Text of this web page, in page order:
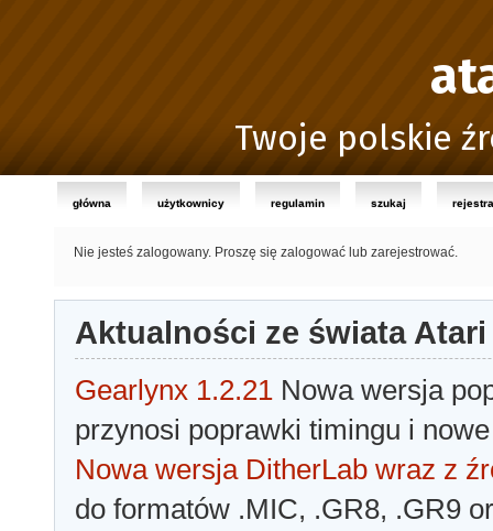
Twoje polskie
główna użytkownicy regulamin szukaj
Nie jesteś zalogowany. Proszę się zalogować lub zarejestrować.
Aktualności ze świata Atari
Gearlynx 1.2.21 Nowa wersja
przynosi poprawki timingu i
Nowa wersja DitherLab wraz z
do formatów .MIC, .GR8, .GR9